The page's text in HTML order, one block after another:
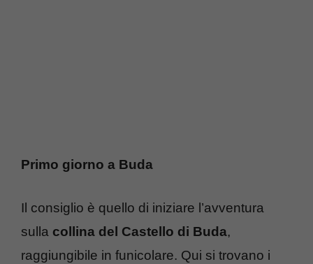
Primo giorno a Buda
Il consiglio è quello di iniziare l’avventura
sulla collina del Castello di Buda,
raggiungibile in funicolare. Qui si trovano i